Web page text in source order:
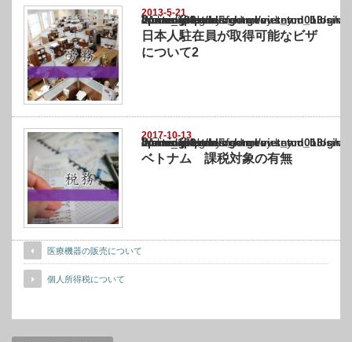
2013-5-21
Warning
: Undefined array key "show_category" in
/home/netst/kuno-cpa.co.jp/public_html/vietnam_blog/wp-content/themes/
on line183
日本人駐在員が取得可能なビザ
について2
2017-10-13
Warning
: Undefined array key "show_category" in
/home/netst/kuno-cpa.co.jp/public_html/vietnam_blog/wp-content/themes/
on line183
ベトナム 課税対象の有無
医療機器の販売について
個人所得税について